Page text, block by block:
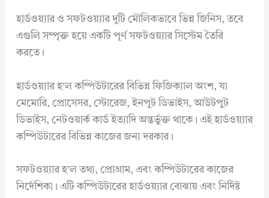
হার্ডওয়্যার ও সফটওয়্যার দুটি মৌলিকভাবে ভিন্ন জিনিস, তবে
এগুলি সম্পৃক্ত হয়ে একটি পূর্ণ সফটওয়্যার সিস্টেম তৈরি
করতে।
হার্ডওয়্যার হ’ল কম্পিউটারের বিভিন্ন ফিজিক্যাল অংশ, যা
মেমোরি, প্রোসেসর, স্টোরেজ, ইনপুট ডিভাইস, আউটপুট
ডিভাইস, নেটওয়ার্ক কার্ড ইত্যাদি অন্তর্ভুক্ত থাকে। এই হার্ডওয়্যার
কম্পিউটারের বিভিন্ন কাজের জন্য দরকার।
সফটওয়্যার হ’ল তথ্য, প্রোগ্রাম, এবং কম্পিউটারের কাজের
নির্দেশিকা। এটি কম্পিউটারের হার্ডওয়্যার বোঝায় এবং নির্দিষ্ট